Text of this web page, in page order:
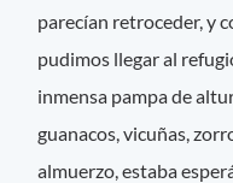
parecían retroceder, y
pudimos llegar al
inmensa pampa de
guanacos, vicuñas,
almuerzo, estaba